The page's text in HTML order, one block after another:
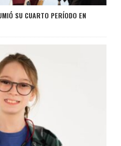
SU CUARTO PERÍODO EN